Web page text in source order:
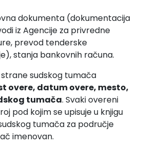
dokumenta (dokumentacija
iz Agencije za privredne
prevod tenderske
stanja bankovnih računa.
sudskog tumača
overe, datum overe, mesto,
tumača. Svaki overeni
pod kojim se upisuje u knjigu
tumača za područje
imenovan.